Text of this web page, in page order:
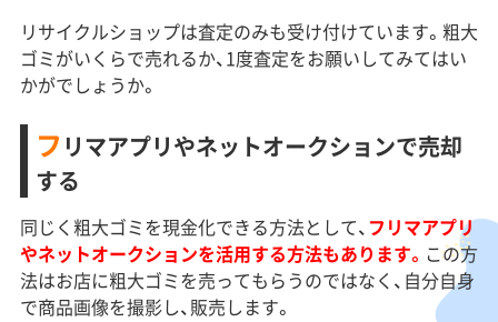
リサイクルショップは査定のみも受け付けています。粗大
ゴミがいくらで売れるか、1度査定をお願いしてみてはい
かがでしょうか。
フ リマアプリやネットオークションで売却
する
同じく粗大ゴミを現金化できる方法として、 フリマアプリ
やネットオークションを活用する方法もあります。 この方
法はお店に粗大ゴミを売ってもらうのではなく、自分自身
で商品画像を撮影し、販売します。